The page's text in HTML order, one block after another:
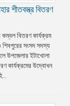
শীতবস্ত্র বিতরণ
কম্বল বিতরণ কার্যক্রম
শিবপুরের সংসদ সদস্য
উপজেলার ইটাখোলা
কার্যক্রমের উদ্বোধন